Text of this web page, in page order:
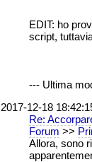
EDIT: ho
script,
--- Ultima
2017-12-18
Re:
Forum >>
Allora, sono